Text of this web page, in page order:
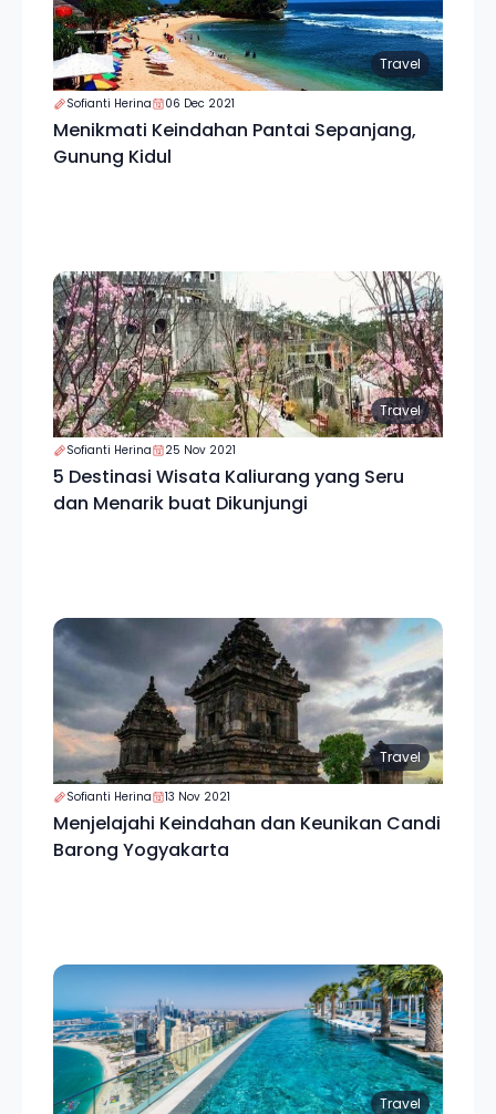
Travel
Sofianti Herina 06 Dec 2021
Menikmati Keindahan Pantai Sepanjang,
Gunung Kidul
Travel
Sofianti Herina 25 Nov 2021
5 Destinasi Wisata Kaliurang yang Seru
dan Menarik buat Dikunjungi
Travel
Sofianti Herina 13 Nov 2021
Menjelajahi Keindahan dan Keunikan Candi
Barong Yogyakarta
Travel